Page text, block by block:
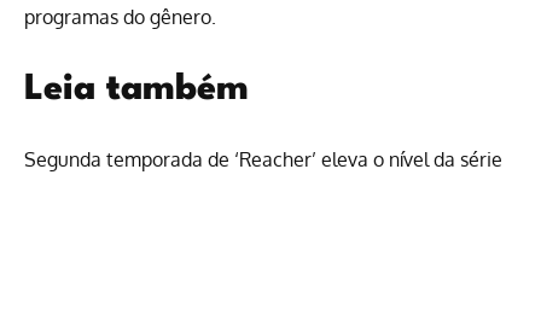
programas do gênero.
Leia também
Segunda temporada de ‘Reacher’ eleva o nível da série